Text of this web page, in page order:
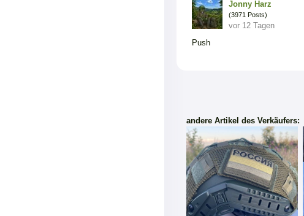
Jonny Harz
(3971 Posts)
vor 12 Tagen
Push
andere Artikel des Verkäufers: